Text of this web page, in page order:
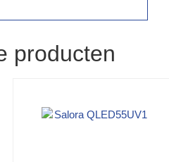
producten